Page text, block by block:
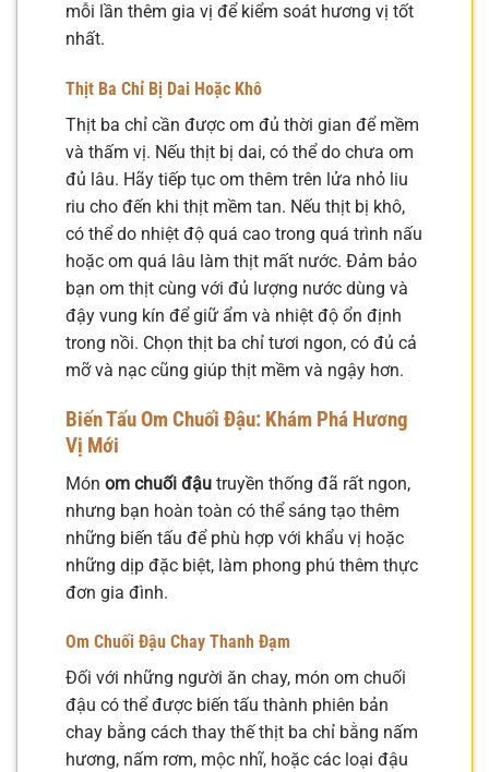
mỗi lần thêm gia vị để kiểm soát hương vị tốt
nhất.
Thịt Ba Chỉ Bị Dai Hoặc Khô
Thịt ba chỉ cần được om đủ thời gian để mềm
và thấm vị. Nếu thịt bị dai, có thể do chưa om
đủ lâu. Hãy tiếp tục om thêm trên lửa nhỏ liu
riu cho đến khi thịt mềm tan. Nếu thịt bị khô,
có thể do nhiệt độ quá cao trong quá trình nấu
hoặc om quá lâu làm thịt mất nước. Đảm bảo
bạn om thịt cùng với đủ lượng nước dùng và
đậy vung kín để giữ ẩm và nhiệt độ ổn định
trong nồi. Chọn thịt ba chỉ tươi ngon, có đủ cả
mỡ và nạc cũng giúp thịt mềm và ngậy hơn.
Biến Tấu Om Chuối Đậu: Khám Phá Hương
Vị Mới
Món om chuối đậu truyền thống đã rất ngon,
nhưng bạn hoàn toàn có thể sáng tạo thêm
những biến tấu để phù hợp với khẩu vị hoặc
những dịp đặc biệt, làm phong phú thêm thực
đơn gia đình.
Om Chuối Đậu Chay Thanh Đạm
Đối với những người ăn chay, món om chuối
đậu có thể được biến tấu thành phiên bản
chay bằng cách thay thế thịt ba chỉ bằng nấm
hương, nấm rơm, mộc nhĩ, hoặc các loại đậu